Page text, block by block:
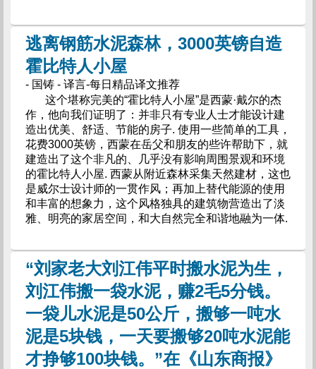
逃离钢筋水泥森林，3000英镑自造
霍比特人小屋
- 国铸 - 译言-每日精品译文推荐
这个堪称完美的“霍比特人小屋”是西蒙·戴尔的杰
作，他向我们证明了：并非只有专业人士才能设计建
造出优美、舒适、节能的房子. 使用一些简单的工具，
花费3000英镑，西蒙在岳父和朋友的些许帮助下，就
建造出了这个非凡的、几乎没有影响周围景观和环境
的霍比特人小屋. 西蒙从附近森林采集天然建材，这也
是威尔士设计师的一贯作风；再加上替代能源的使用
和丰富的想象力，这个风格独具的建筑物营造出了淡
雅、明亮的家居空间，和大自然完全和谐地融为一体.
“刘家老大刘江伟平时搬水泥为生，
刘江伟搬一袋水泥，赚2毛5分钱。
一袋儿水泥是50公斤，搬够一吨水
泥是5块钱，一天要搬够20吨水泥能
才挣够100块钱。”在《山东商报》